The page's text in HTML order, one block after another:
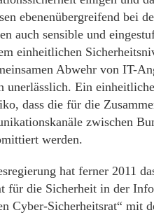
ebenenübergreifend bei
auch sensible und
einheitlichen
Abwehr von IT-
unerlässlich. Ein
dass die für die
zwischen
werden.
hat ferner 2011
für die Sicherheit in der
Cyber-Sicherheitsrat“ mit